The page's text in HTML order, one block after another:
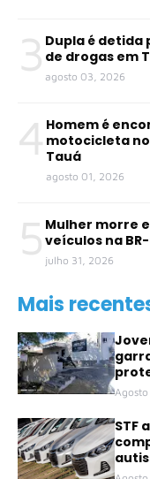
3 Dupla é
de drogas em
agosto 03, 2026
4 Homem é
motocicleta
Tauá
agosto 01, 2026
5 Mulher morre
veículos na
julho 31, 2026
Mais
STF